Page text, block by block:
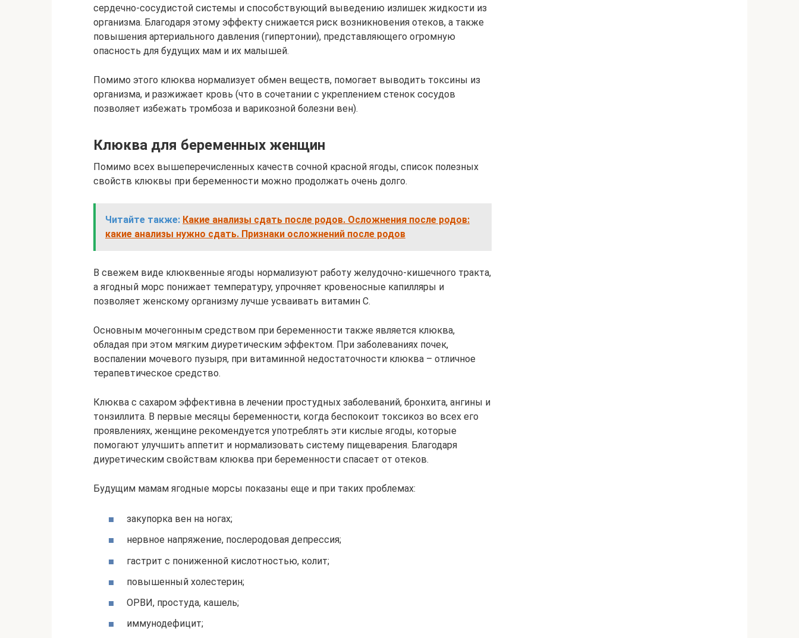
сердечно-сосудистой системы и способствующий выведению излишек жидкости из
организма. Благодаря этому эффекту снижается риск возникновения отеков, а также
повышения артериального давления (гипертонии), представляющего огромную
опасность для будущих мам и их малышей.
Помимо этого клюква нормализует обмен веществ, помогает выводить токсины из
организма, и разжижает кровь (что в сочетании с укреплением стенок сосудов
позволяет избежать тромбоза и варикозной болезни вен).
Клюква для беременных женщин
Помимо всех вышеперечисленных качеств сочной красной ягоды, список полезных
свойств клюквы при беременности можно продолжать очень долго.
Читайте также: Какие анализы сдать после родов. Осложнения после родов:
какие анализы нужно сдать. Признаки осложнений после родов
В свежем виде клюквенные ягоды нормализуют работу желудочно-кишечного тракта,
а ягодный морс понижает температуру, упрочняет кровеносные капилляры и
позволяет женскому организму лучше усваивать витамин С.
Основным мочегонным средством при беременности также является клюква,
обладая при этом мягким диуретическим эффектом. При заболеваниях почек,
воспалении мочевого пузыря, при витаминной недостаточности клюква – отличное
терапевтическое средство.
Клюква с сахаром эффективна в лечении простудных заболеваний, бронхита, ангины и
тонзиллита. В первые месяцы беременности, когда беспокоит токсикоз во всех его
проявлениях, женщине рекомендуется употреблять эти кислые ягоды, которые
помогают улучшить аппетит и нормализовать систему пищеварения. Благодаря
диуретическим свойствам клюква при беременности спасает от отеков.
Будущим мамам ягодные морсы показаны еще и при таких проблемах:
закупорка вен на ногах;
нервное напряжение, послеродовая депрессия;
гастрит с пониженной кислотностью, колит;
повышенный холестерин;
ОРВИ, простуда, кашель;
иммунодефицит;